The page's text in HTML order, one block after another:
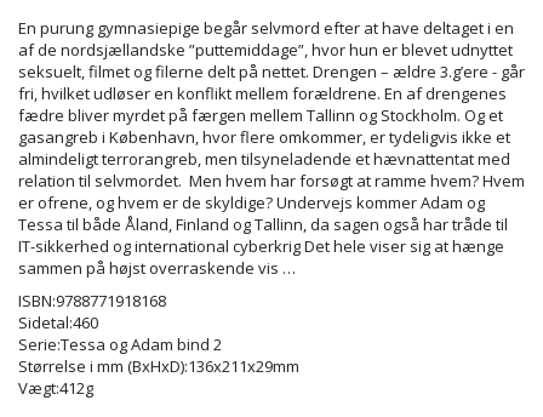
En purung gymnasiepige begår selvmord efter at have deltaget i en
af de nordsjællandske ”puttemiddage”, hvor hun er blevet udnyttet
seksuelt, filmet og filerne delt på nettet. Drengen – ældre 3.g’ere - går
fri, hvilket udløser en konflikt mellem forældrene. En af drengenes
fædre bliver myrdet på færgen mellem Tallinn og Stockholm. Og et
gasangreb i København, hvor flere omkommer, er tydeligvis ikke et
almindeligt terrorangreb, men tilsyneladende et hævnattentat med
relation til selvmordet. Men hvem har forsøgt at ramme hvem? Hvem
er ofrene, og hvem er de skyldige? Undervejs kommer Adam og
Tessa til både Åland, Finland og Tallinn, da sagen også har tråde til
IT-sikkerhed og international cyberkrig Det hele viser sig at hænge
sammen på højst overraskende vis …
ISBN:9788771918168
Sidetal:460
Serie:Tessa og Adam bind 2
Størrelse i mm (BxHxD):136x211x29mm
Vægt:412g